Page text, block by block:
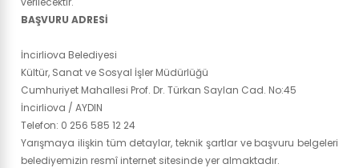
BAŞVURU ADRESİ
İncirliova Belediyesi
Kültür, Sanat ve Sosyal İşler Müdürlüğü
Cumhuriyet Mahallesi Prof. Dr. Türkan Saylan Cad. No:45
İncirliova / AYDIN
Telefon: 0 256 585 12 24
Yarışmaya ilişkin tüm detaylar, teknik şartlar ve başvuru belgeleri
belediyemizin resmî internet sitesinde yer almaktadır.